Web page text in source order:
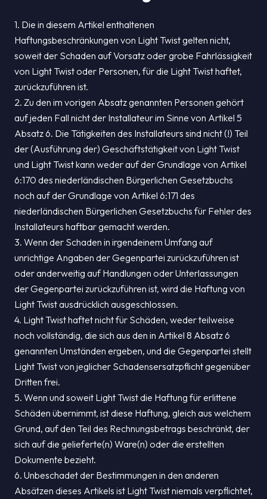
1. Die in diesem Artikel enthaltenen
Haftungsbeschränkungen von Light Twist gelten nicht,
soweit der Schaden auf Vorsatz oder grobe Fahrlässigkeit
von Light Twist oder Personen, für die Light Twist haftet,
zurückzuführen ist.
2. Zu den im vorigen Absatz genannten Personen gehört
auf jeden Fall nicht der Installateur im Sinne von Artikel 5
Absatz 6. Die Tätigkeiten des Installateurs sind nicht (!) Teil
der (Ausführung der) Geschäftstätigkeit von Light Twist
und Light Twist kann weder auf der Grundlage von Artikel
6:170 des niederländischen Bürgerlichen Gesetzbuchs
noch auf der Grundlage von Artikel 6:171 des
niederländischen Bürgerlichen Gesetzbuchs für Fehler des
Installateurs haftbar gemacht werden.
3. Wenn der Schaden in irgendeinem Umfang auf
unrichtige Angaben der Gegenpartei zurückzuführen ist
oder anderweitig auf Handlungen oder Unterlassungen
der Gegenpartei zurückzuführen ist, wird die Haftung von
Light Twist ausdrücklich ausgeschlossen.
4. Light Twist haftet nicht für Schäden, weder teilweise
noch vollständig, die sich aus den in Artikel 8 Absatz 6
genannten Umständen ergeben, und die Gegenpartei stellt
Light Twist von jeglicher Schadensersatzpflicht gegenüber
Dritten frei.
5. Wenn und soweit Light Twist die Haftung für erlittene
Schäden übernimmt, ist diese Haftung, gleich aus welchem
Grund, auf den Teil des Rechnungsbetrags beschränkt, der
sich auf die gelieferte(n) Ware(n) oder die erstellten
Dokumente bezieht.
6. Unbeschadet der Bestimmungen in den anderen
Absätzen dieses Artikels ist Light Twist niemals verpflichtet,